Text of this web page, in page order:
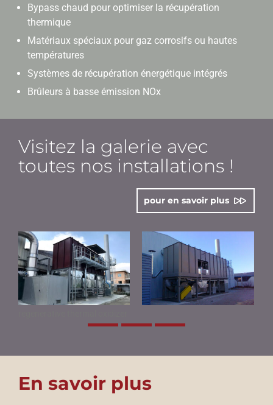
Bypass chaud pour optimiser la récupération
thermique
Matériaux spéciaux pour gaz corrosifs ou hautes
températures
Systèmes de récupération énergétique intégrés
Brûleurs à basse émission NOx
Visitez la galerie avec
toutes nos installations !
pour en savoir plus
En savoir plus